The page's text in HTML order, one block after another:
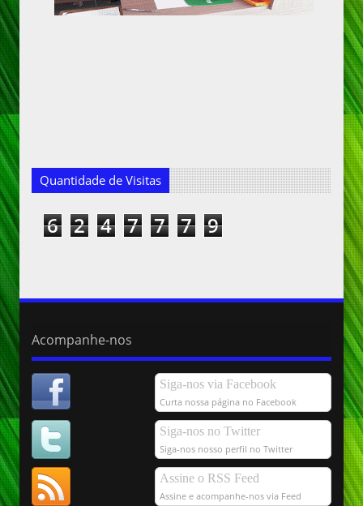
Quantidade de Visitas
6 2 4 7 7 7 9
Acompanhe-nos
Siga-nos via Facebook
Curta nossa página no Facebook
Siga-nos no Twitter
Siga-nos nosso perfil no Twitter
Assine o RSS Feed
Assine e acompanhe-nos via Feed